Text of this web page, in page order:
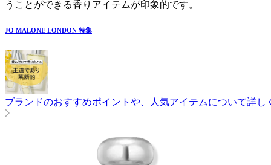
うことができる香りアイテムが印象的です。
JO MALONE LONDON 特集
ブランドのおすすめポイントや、人気アイテムについて詳し